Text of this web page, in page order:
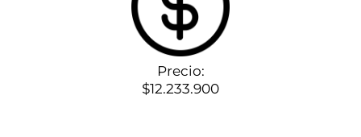
Precio:
$12.233.900